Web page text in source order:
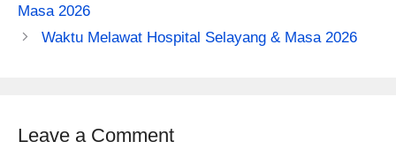
Masa 2026
Waktu Melawat Hospital Selayang & Masa 2026
Leave a Comment